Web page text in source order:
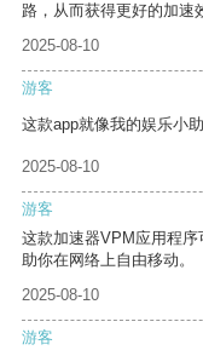
路，从而获得更好的加速
2025-08-10
游客
这款app就像我的娱乐小
2025-08-10
游客
这款加速器VPM应用程
助你在网络上自由移动。
2025-08-10
游客